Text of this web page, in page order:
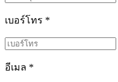
เบอร์โทร *
อีเมล *